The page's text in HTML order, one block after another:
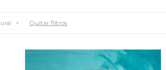
Quitar filtros